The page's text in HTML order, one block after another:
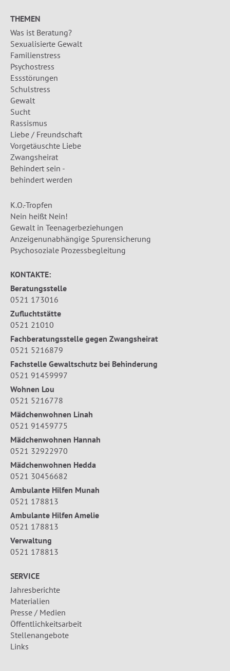
THEMEN
Was ist Beratung?
Sexualisierte Gewalt
Familienstress
Psychostress
Essstörungen
Schulstress
Gewalt
Sucht
Rassismus
Liebe / Freundschaft
Vorgetäuschte Liebe
Zwangsheirat
Behindert sein -
behindert werden
K.O.-Tropfen
Nein heißt Nein!
Gewalt in Teenagerbeziehungen
Anzeigenunabhängige Spurensicherung
Psychosoziale Prozessbegleitung
KONTAKTE:
Beratungsstelle
0521 173016
Zufluchtstätte
0521 21010
Fachberatungsstelle gegen Zwangsheirat
0521 5216879
Fachstelle Gewaltschutz bei Behinderung
0521 91459997
Wohnen Lou
0521 5216778
Mädchenwohnen Linah
0521 91459775
Mädchenwohnen Hannah
0521 32922970
Mädchenwohnen Hedda
0521 30456682
Ambulante Hilfen Munah
0521 178813
Ambulante Hilfen Amelie
0521 178813
Verwaltung
0521 178813
SERVICE
Jahresberichte
Materialien
Presse / Medien
Öffentlichkeitsarbeit
Stellenangebote
Links